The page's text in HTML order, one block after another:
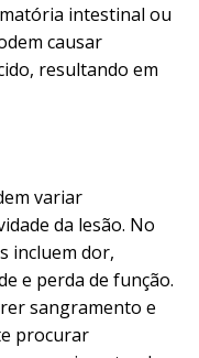
intestinal ou
causar
resultando em
variar
da lesão. No
incluem dor,
e perda de função.
sangramento e
procurar